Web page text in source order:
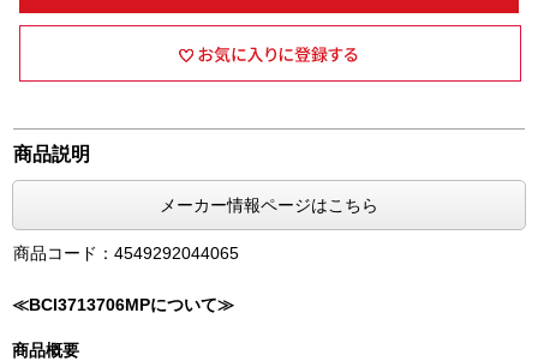
商品説明
メーカー情報ページはこちら
商品コード：4549292044065
≪BCI3713706MPについて≫
商品概要